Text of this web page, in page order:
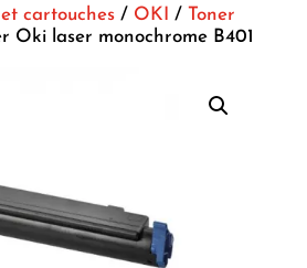
cartouches/ OKI / Toner
Oki laser monochrome B401